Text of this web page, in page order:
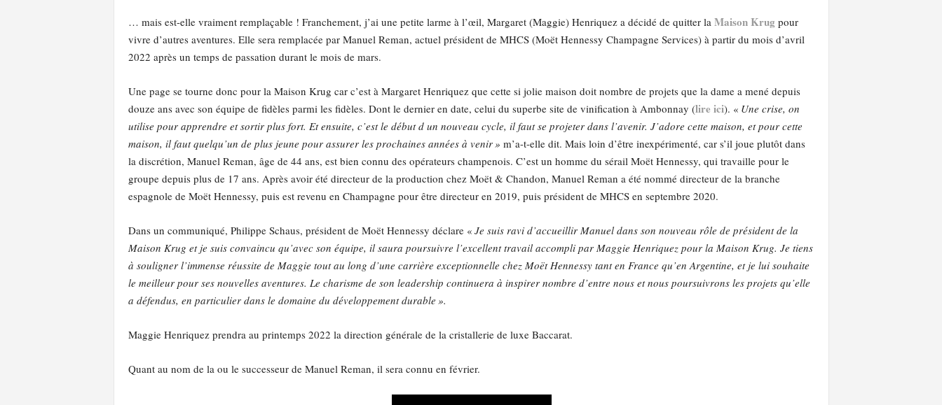
… mais est-elle vraiment remplaçable ! Franchement, j’ai une petite larme à l’œil, Margaret (Maggie) Henriquez a décidé de quitter la Maison Krug pour
vivre d’autres aventures. Elle sera remplacée par Manuel Reman, actuel président de MHCS (Moët Hennessy Champagne Services) à partir du mois d’avril
2022 après un temps de passation durant le mois de mars.
Une page se tourne donc pour la Maison Krug car c’est à Margaret Henriquez que cette si jolie maison doit nombre de projets que la dame a mené depuis
douze ans avec son équipe de fidèles parmi les fidèles. Dont le dernier en date, celui du superbe site de vinification à Ambonnay (lire ici). « Une crise, on
utilise pour apprendre et sortir plus fort. Et ensuite, c’est le début d un nouveau cycle, il faut se projeter dans l’avenir. J’adore cette maison, et pour cette
maison, il faut quelqu’un de plus jeune pour assurer les prochaines années à venir » m’a-t-elle dit. Mais loin d’être inexpérimenté, car s’il joue plutôt dans
la discrétion, Manuel Reman, âge de 44 ans, est bien connu des opérateurs champenois. C’est un homme du sérail Moët Hennessy, qui travaille pour le
groupe depuis plus de 17 ans. Après avoir été directeur de la production chez Moët & Chandon, Manuel Reman a été nommé directeur de la branche
espagnole de Moët Hennessy, puis est revenu en Champagne pour être directeur en 2019, puis président de MHCS en septembre 2020.
Dans un communiqué, Philippe Schaus, président de Moët Hennessy déclare « Je suis ravi d’accueillir Manuel dans son nouveau rôle de président de la
Maison Krug et je suis convaincu qu’avec son équipe, il saura poursuivre l’excellent travail accompli par Maggie Henriquez pour la Maison Krug. Je tiens
à souligner l’immense réussite de Maggie tout au long d’une carrière exceptionnelle chez Moët Hennessy tant en France qu’en Argentine, et je lui souhaite
le meilleur pour ses nouvelles aventures. Le charisme de son leadership continuera à inspirer nombre d’entre nous et nous poursuivrons les projets qu’elle
a défendus, en particulier dans le domaine du développement durable ».
Maggie Henriquez prendra au printemps 2022 la direction générale de la cristallerie de luxe Baccarat.
Quant au nom de la ou le successeur de Manuel Reman, il sera connu en février.